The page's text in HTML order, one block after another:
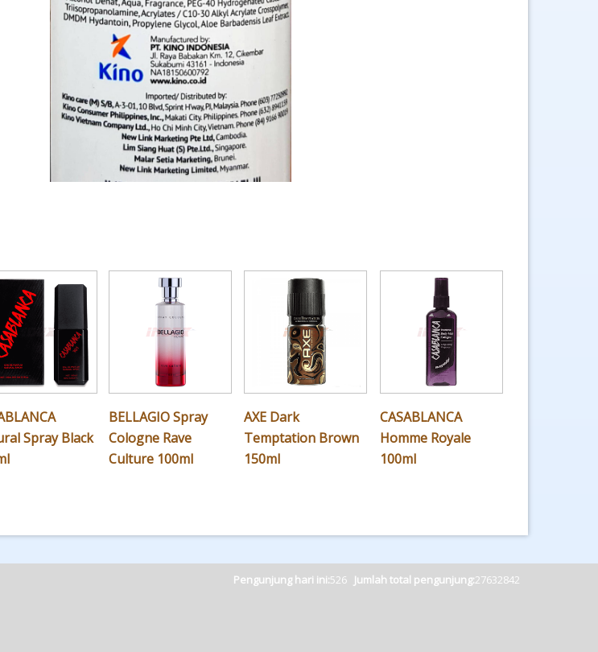
Spray Black
BELLAGIO Spray
Cologne Rave
Culture 100ml
AXE Dark
Temptation Brown
150ml
CASABLANCA
Homme Royale
100ml
Pengunjung hari ini:526 Jumlah total pengunjung:27632842